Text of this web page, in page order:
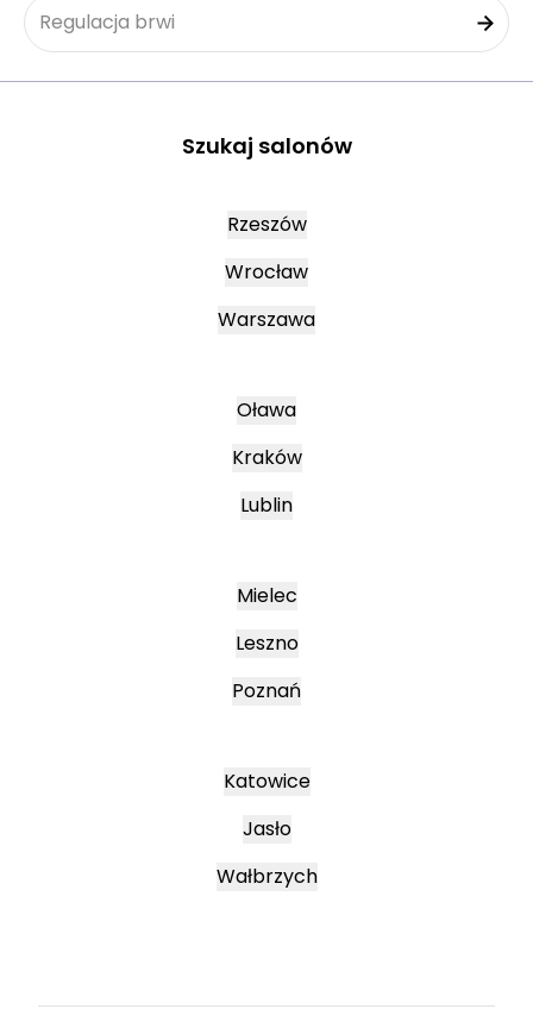
Regulacja brwi
Szukaj salonów
Rzeszów
Wrocław
Warszawa
Oława
Kraków
Lublin
Mielec
Leszno
Poznań
Katowice
Jasło
Wałbrzych